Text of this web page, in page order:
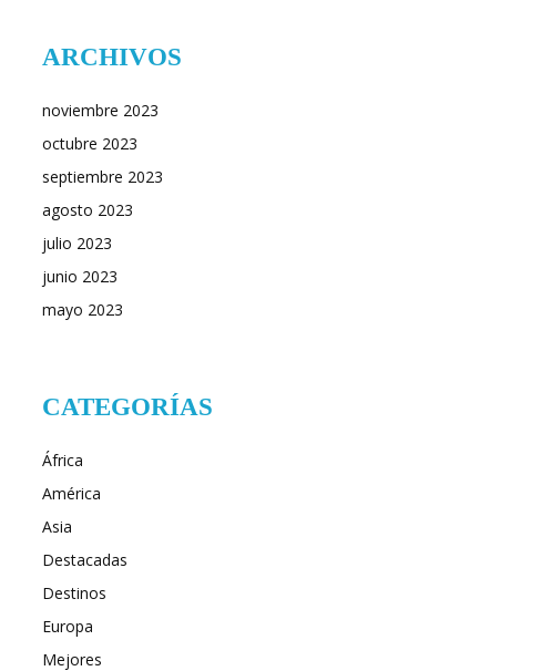
ARCHIVOS
noviembre 2023
octubre 2023
septiembre 2023
agosto 2023
julio 2023
junio 2023
mayo 2023
CATEGORÍAS
África
América
Asia
Destacadas
Destinos
Europa
Mejores